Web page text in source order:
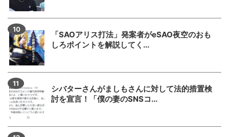
「SAOアリス打法」発案者がeSAO夜空のおも
しろポイントを解説してく...
シバターさんがましもさんに対して法的措置検
討を宣言！「僕の妻のSNSコ...